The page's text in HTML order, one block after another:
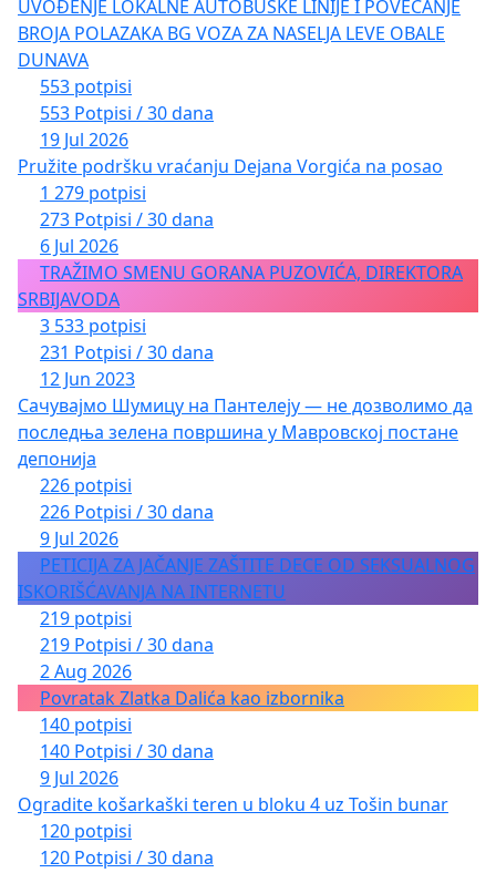
UVOĐENJE LOKALNE AUTOBUSKE LINIJE I POVEĆANJE
BROJA POLAZAKA BG VOZA ZA NASELJA LEVE OBALE
DUNAVA
553 potpisi
553 Potpisi / 30 dana
19 Jul 2026
Pružite podršku vraćanju Dejana Vorgića na posao
1 279 potpisi
273 Potpisi / 30 dana
6 Jul 2026
TRAŽIMO SMENU GORANA PUZOVIĆA, DIREKTORA
SRBIJAVODA
3 533 potpisi
231 Potpisi / 30 dana
12 Jun 2023
Сачувајмо Шумицу на Пантелеју — не дозволимо да
последња зелена површина у Мавровској постане
депонија
226 potpisi
226 Potpisi / 30 dana
9 Jul 2026
PETICIJA ZA JAČANJE ZAŠTITE DECE OD SEKSUALNOG
ISKORIŠĆAVANJA NA INTERNETU
219 potpisi
219 Potpisi / 30 dana
2 Aug 2026
Povratak Zlatka Dalića kao izbornika
140 potpisi
140 Potpisi / 30 dana
9 Jul 2026
Ogradite košarkaški teren u bloku 4 uz Tošin bunar
120 potpisi
120 Potpisi / 30 dana